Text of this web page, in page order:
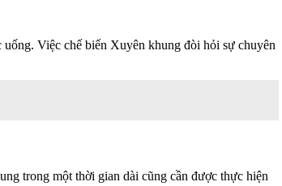
Việc chế biến Xuyên khung đòi hỏi sự chuyên
trong một thời gian dài cũng cần được thực hiện